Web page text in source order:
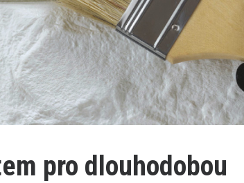
pro dlouhodobou